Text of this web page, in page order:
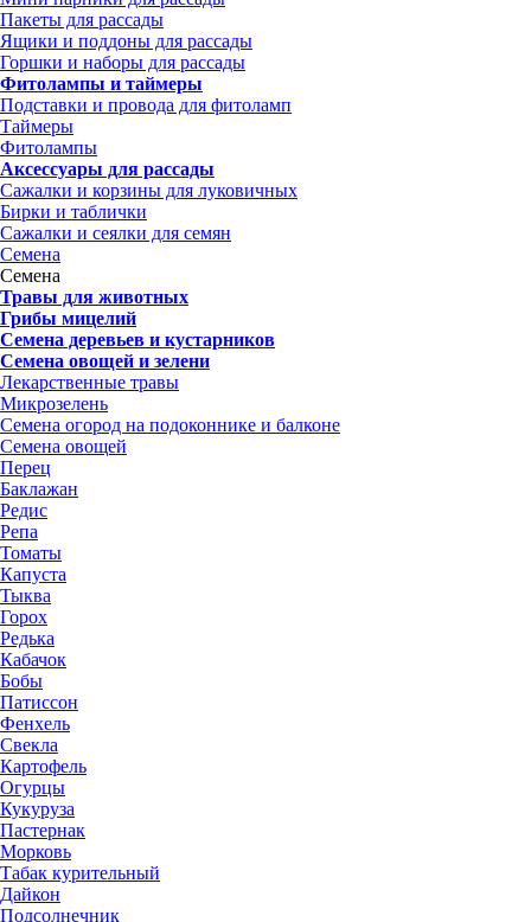
Пакеты для рассады
Ящики и поддоны для рассады
Горшки и наборы для рассады
Фитолампы и таймеры
Подставки и провода для фитоламп
Таймеры
Фитолампы
Аксессуары для рассады
Сажалки и корзины для луковичных
Бирки и таблички
Сажалки и сеялки для семян
Семена
Семена
Травы для животных
Грибы мицелий
Семена деревьев и кустарников
Семена овощей и зелени
Лекарственные травы
Микрозелень
Семена огород на подоконнике и балконе
Семена овощей
Перец
Баклажан
Редис
Репа
Томаты
Капуста
Тыква
Горох
Редька
Кабачок
Бобы
Патиссон
Фенхель
Свекла
Картофель
Огурцы
Кукуруза
Пастернак
Морковь
Табак курительный
Дайкон
Подсолнечник